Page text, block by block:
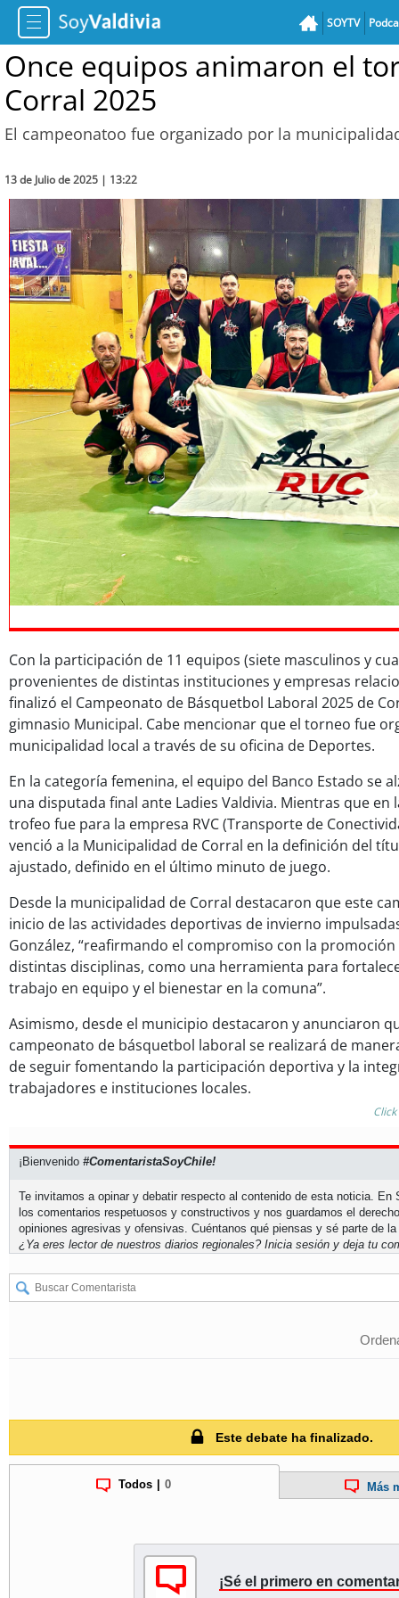
SOYTV
Once equipos animaron el
Corral 2025
El campeonatoo fue organizado por la
13 de Julio de 2025 | 13:22
Con la participación de 11 equipos (siete masculinos y
provenientes de distintas instituciones y empresas
finalizó el Campeonato de Básquetbol Laboral 2025 de
gimnasio Municipal. Cabe mencionar que el torneo fue
municipalidad local a través de su oficina de Deportes.
En la categoría femenina, el equipo del Banco Estado se
una disputada final ante Ladies Valdivia. Mientras que en
trofeo fue para la empresa RVC (Transporte de
venció a la Municipalidad de Corral en la definición del
ajustado, definido en el último minuto de juego.
Desde la municipalidad de Corral destacaron que este
inicio de las actividades deportivas de invierno
González, “reafirmando el compromiso con la
distintas disciplinas, como una herramienta para
trabajo en equipo y el bienestar en la comuna”.
Asimismo, desde el municipio destacaron y anunciaron
campeonato de básquetbol laboral se realizará de
de seguir fomentando la participación deportiva y la
trabajadores e instituciones locales.
¡Bienvenido #ComentaristaSoyChile!
Te invitamos a opinar y debatir respecto al contenido de esta noticia. En
los comentarios respetuosos y constructivos y nos guardamos el
opiniones agresivas y ofensivas. Cuéntanos qué piensas y sé parte de la
¿Ya eres lector de nuestros diarios regionales? Inicia sesión y deja tu
Este debate ha finalizado.
Todos 0 Más
¡Sé el primero en